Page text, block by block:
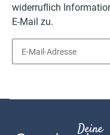
widerruflich
E-Mail zu.